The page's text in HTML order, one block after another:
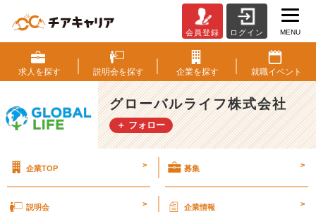
近
あ
っ
た
嬉
し
こ
会員登録 ログイン MENU
求人を探す 説明会を探す 企業を探す 就職イベント
グローバルライフ株式会社
＋ フォロー
企業TOP > 募集 >
説明会 > 企業情報 >